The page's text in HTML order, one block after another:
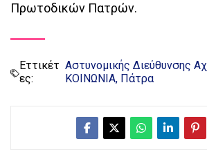
Πρωτοδικών Πατρών.
Εττικέτ
ες:
Αστυνομικής Διεύθυνσης
ΚΟΙΝΩΝΙΑ Πάτρα